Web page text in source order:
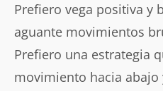
Prefiero vega positiva y
aguante movimientos
Prefiero una estrategia
movimiento hacia